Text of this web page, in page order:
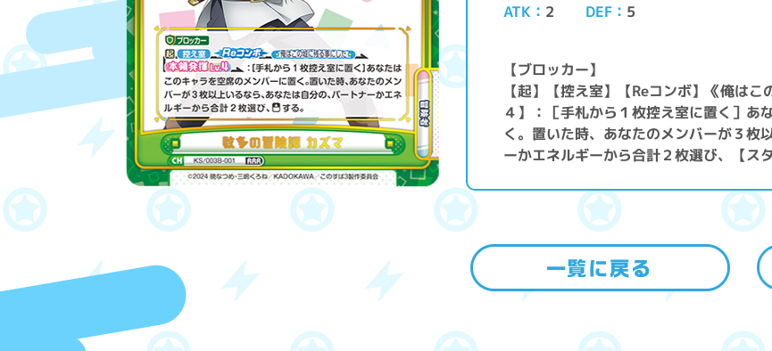
ATK 2 DEF 5
【ブロッカー】
【起】【控え室】【Reコンボ】《俺は
４】：［手札から１枚控え室に置く］あ
く。置いた時、あなたのメンバーが３枚
ーかエネルギーから合計２枚選び、【ス